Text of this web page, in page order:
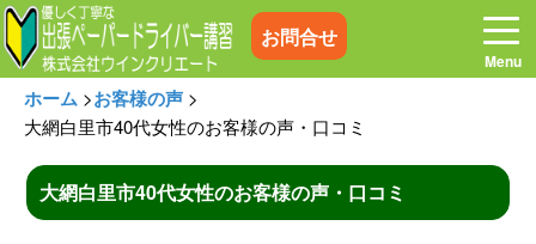
お問合せ
ホーム お電話はこちら
ホーム >お客様の声 >
大網白里市40代女性のお客様の声・口コミ
大網白里市40代女性のお客様の声・口コミ